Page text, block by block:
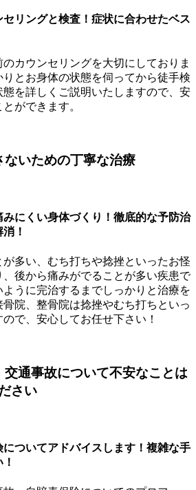
リングと検査！ 症状に合わせたベス
カウンセリングを大切にしておりま
とお身体の状態を伺ってから徒手検
を詳しくご説明いたしますので、安
ができます。
ないための丁寧な治療
にくい身体づくり！ 徹底的な予防治
！
多い、むち打ちや捻挫といったお怪
後から痛みがでることが多い疾患で
うに完治するまでしっかりと治療を
院、整骨院は捻挫やむち打ちといっ
で、安心してお任せ下さい！
交通事故について不安なことは
さい
ついてアドバイスします！ 複雑な手